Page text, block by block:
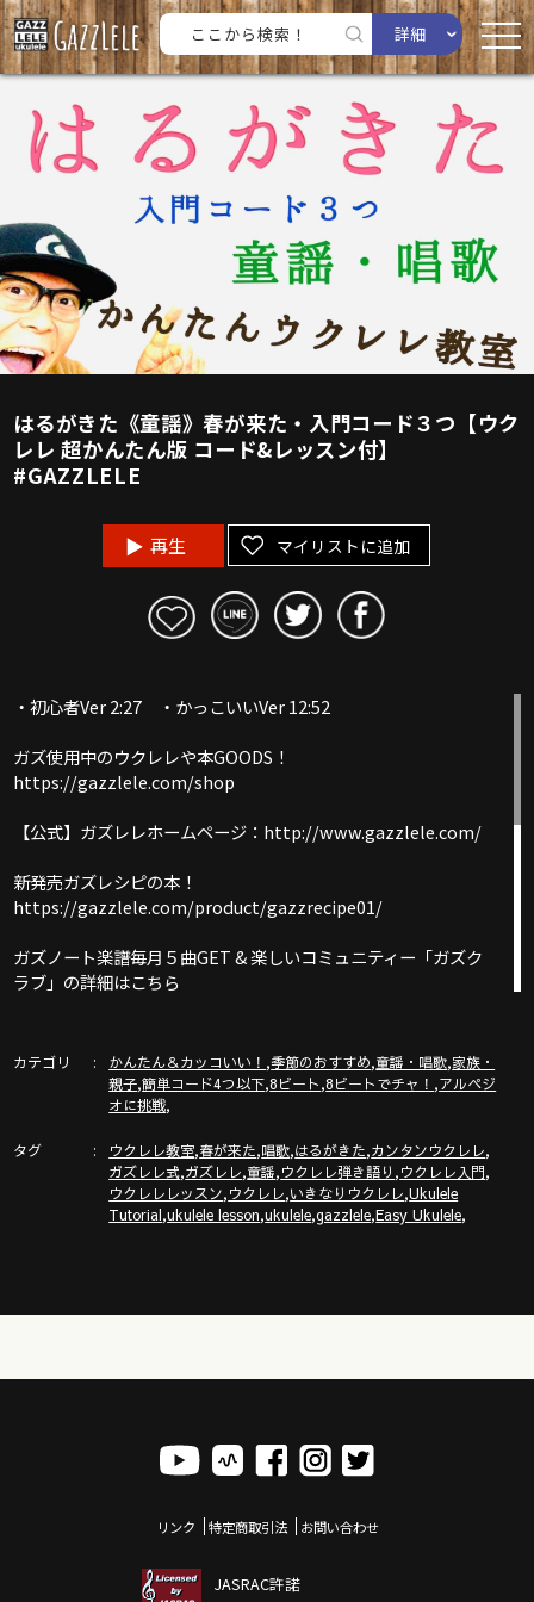
詳細
はるがきた《童謡》春が来た・入門コード３つ【ウク
レレ 超かんたん版 コード&レッスン付】
#GAZZLELE
再生 マイリストに追加
・初心者Ver 2:27 ・かっこいいVer 12:52
ガズ使用中のウクレレや本GOODS！
https://gazzlele.com/shop
【公式】ガズレレホームページ：http://www.gazzlele.com/
新発売ガズレシピの本！
https://gazzlele.com/product/gazzrecipe01/
ガズノート楽譜毎月５曲GET & 楽しいコミュニティー「ガズク
ラブ」の詳細はこちら
ウクレレ技術が楽しく向上！気持ちいいお勉強キャンパス「ガ
ズレレ大学」の詳細はこちら
https://www.youtube.com/channel/
ガズのサブチャンネル「ガズノイエ」
https://www.youtube.com/channel/UC8YUGZF76p-
GD_HKq_ZQRHA
カテゴリ かんたん＆カッコいい！ ,季節のおすすめ,童謡・唱歌,家族・
親子,簡単コード4つ以下,8ビート,8ビートでチャ！ ,アルペジ
オに挑戦,
タグ ウクレレ教室,春が来た,唱歌,はるがきた,カンタンウクレレ,
ガズレレ式,ガズレレ,童謡,ウクレレ弾き語り ,ウクレレ入門,
ウクレレレッスン,ウクレレ,いきなりウクレレ,Ukulele
Tutorial,ukulele lesson,ukulele,gazzlele,Easy Ukulele,
リンク 特定商取引法 お問い合わせ
JASRAC許諾